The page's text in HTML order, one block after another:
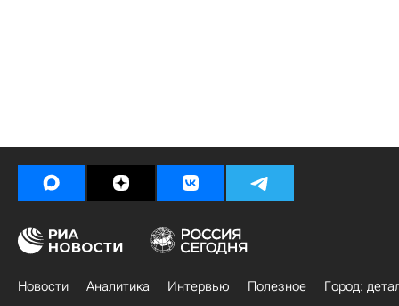
Новости Аналитика Интервью Полезное
Город: